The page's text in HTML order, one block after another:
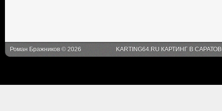
Роман Бражников © 2026 KARTING64.RU КАРТИНГ В